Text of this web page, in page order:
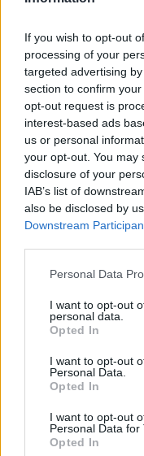
If you wish to opt-out
processing of your
targeted advertising
section to confirm
opt-out request is
interest-based ads
us or personal
your opt-out. You may
disclosure of your
IAB’s list of
also be disclosed by
Downstream
Personal Data
I want to opt-out
personal data.
Opted In
I want to opt-out
Personal Data.
Opted In
I want to opt-out
Personal Data for
Opted In
τέσσερα
κρουσμάτων.
Αναλυτικά το
13η αγωνιστική
Αίας Γαστούνης-
Παναγρινιακός-
Διαγόρας
Αναγέννηση
Αμβρακικός
Ρεπό:Εθνικός
ΤΕΛΕΥΤΑΙΑ ΝΕΑ